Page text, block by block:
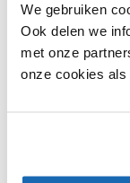
We gebruiken
Ook delen we
met onze
onze cookies als